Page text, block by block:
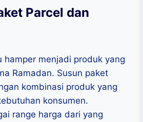
Parcel dan
hamper menjadi produk yang
Ramadan. Susun paket
kombinasi produk yang
konsumen.
range harga dari yang